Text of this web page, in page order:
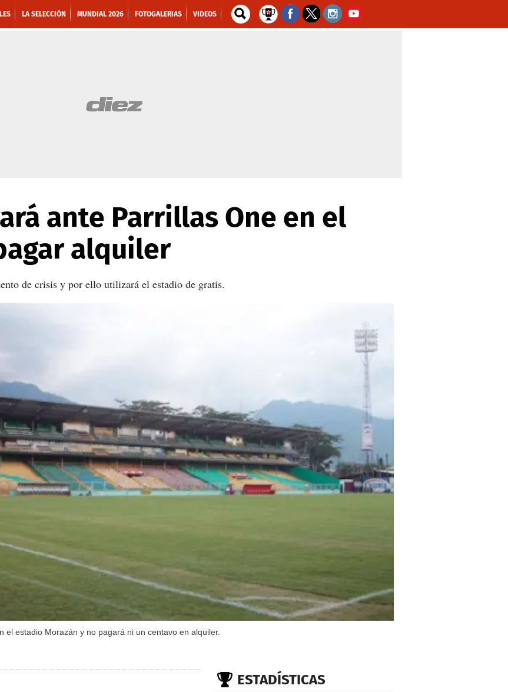
LA SELECCIÓN MUNDIAL 2026 FOTOGALERIAS VIDEOS
ante Parrillas One en el
alquiler
de crisis y por ello utilizará el estadio de gratis.
el estadio Morazán y no pagará ni un centavo en alquiler.
ESTADÍSTICAS